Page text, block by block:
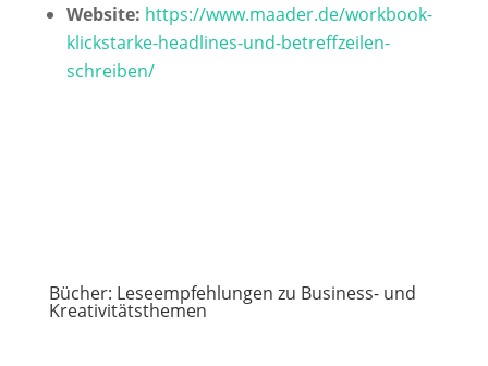
Website: https://www.maader.de/workbook-
klickstarke-headlines-und-betreffzeilen-
schreiben/
Bücher: Leseempfehlungen zu Business- und
Kreativitätsthemen